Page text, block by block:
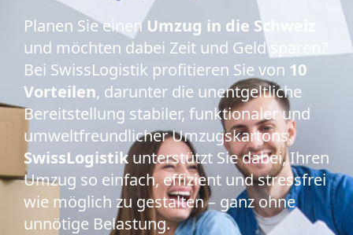
Planen Sie einenUmzug in die Schweiz
und möchten dabei Zeit und Geld sparen?
Bei SwissLogistik profitieren Sie von 10
Vorteilen, darunter die unentgeltliche
Bereitstellung stabiler, funktionaler und
umweltfreundlicher Umzugskartons.
SwissLogistikunterstützt Sie dabei, Ihren
Umzug so einfach, effizient und stressfrei
wie möglich zu gestalten – ganz ohne
unnötige Belastung.